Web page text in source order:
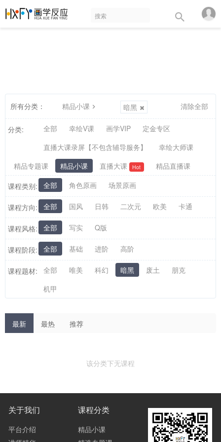
所有分类： 精品小课 暗黑 清除全部
分类: 全部 幸绘V课 画学VIP
定金专区
直播大课录屏【不包含辅导服务】
幸绘大师课
精品专题课
精品小课 直播大课 Hot 精品直播课
课程类别: 全部 角色原画 场景原画
课程方向: 全部 国风 日韩 二次元 欧美 卡通
课程风格: 全部 写实 Q版
课程阶段: 全部 基础 进阶 高阶
课程题材: 全部 唯美 科幻 暗黑 废土
朋克
机甲
最新 最热 推荐
该分类下无课程
关于我们
平台介绍
课程分类
精品小课